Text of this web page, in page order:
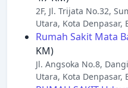
2F, Jl. Trijata No.32,
Utara, Kota Denpasar,
Rumah Sakit Mata
KM)
Jl. Angsoka No.8,
Utara, Kota Denpasar,